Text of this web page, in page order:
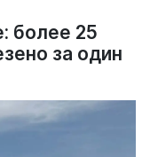
более 25
за один